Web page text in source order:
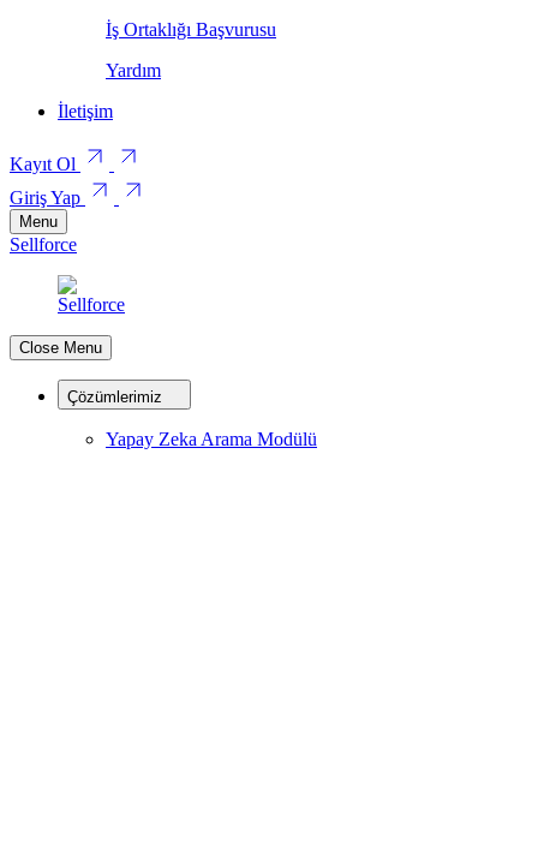
İş Ortaklığı Başvurusu
Yardım
İletişim
Kayıt Ol
Giriş Yap
Menu
Sellforce
Close Menu
Çözümlerimiz
Yapay Zeka Arama Modülü